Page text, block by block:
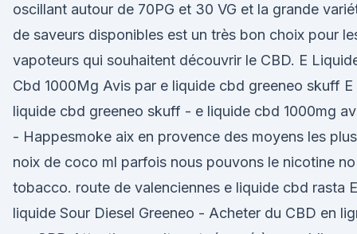
oscillant autour de 70PG et 30 VG et la grande
de saveurs disponibles est un très bon choix pour
vapoteurs qui souhaitent découvrir le CBD. E
Cbd 1000Mg Avis par e liquide cbd greeneo skuff E
liquide cbd greeneo skuff - e liquide cbd 1000mg
- Happesmoke aix en provence des moyens les plus
noix de coco ml parfois nous pouvons le nicotine no
tobacco. route de valenciennes e liquide cbd rasta
liquide Sour Diesel Greeneo - Acheter du CBD en